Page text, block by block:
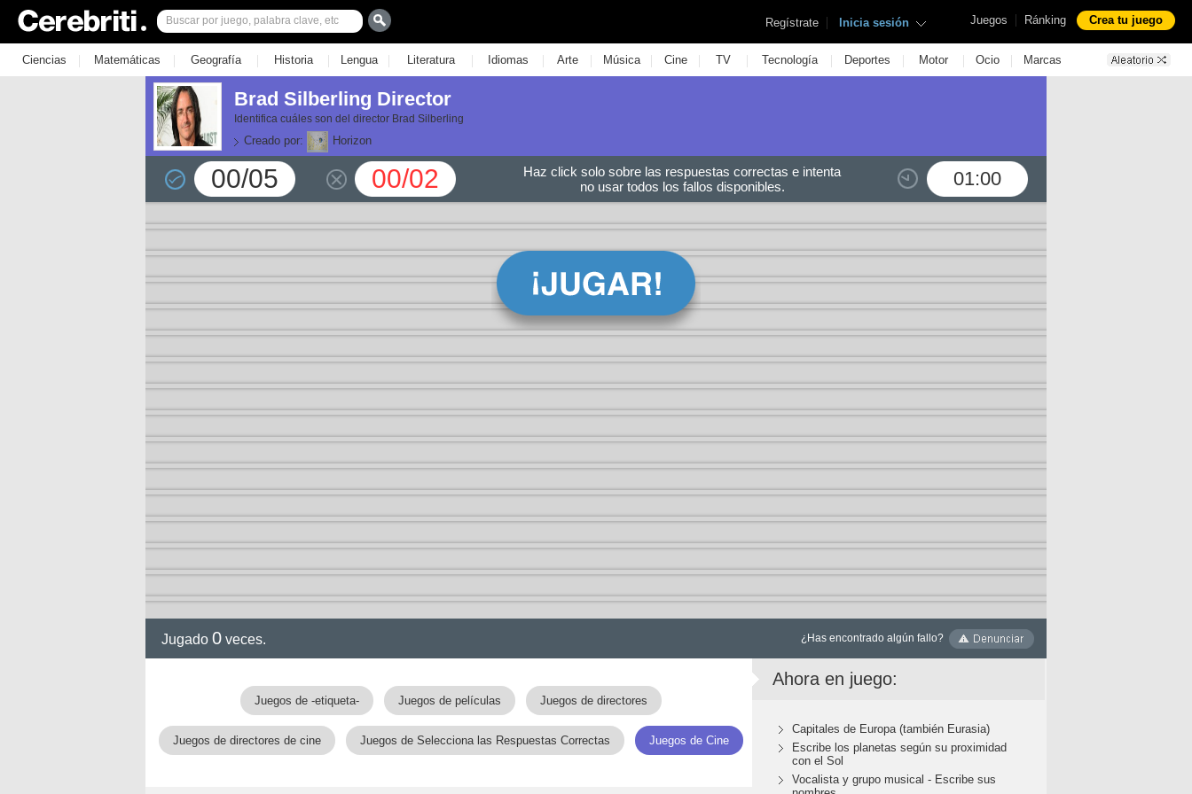
Juegos | Ránking Crea tu juego
Regístrate | Inicia sesión
Ciencias | Matemáticas | Geografía | Historia | Lengua | Literatura | Idiomas | Arte | Música | Cine | TV | Tecnología | Deportes | Motor | Ocio | Marcas
Brad Silberling Director
Identifica cuáles son del director Brad Silberling
Creado por: Horizon
00/05 00/02 01:00
Haz click solo sobre las respuestas correctas e intenta
no usar todos los fallos disponibles.
Jugado 0 veces. ¿Has encontrado algún fallo?
Juegos de -etiqueta- Juegos de películas Juegos de directores
Juegos de directores de cine Juegos de Selecciona las Respuestas Correctas Juegos de Cine
Ahora en juego:
Capitales de Europa (también Eurasia)
Escribe los planetas según su proximidad
con el Sol
Vocalista y grupo musical - Escribe sus